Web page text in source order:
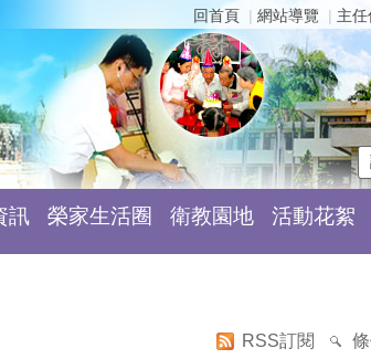
回首頁 網站導覽 主
訊 榮家生活圈 衛教園地 活動花絮
RSS訂閱